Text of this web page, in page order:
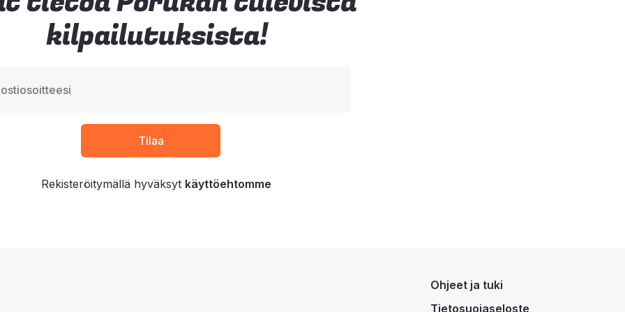
kilpailutuksista!
Rekisteröitymällä hyväksyt käyttöehtomme
Ohjeet ja tuki
Tietosuojaseloste